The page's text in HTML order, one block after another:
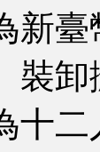
新
卸搬
十二